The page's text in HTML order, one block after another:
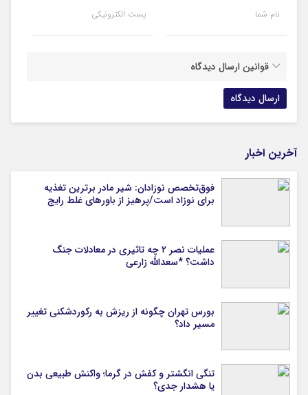
نام شما پست الکترونیکی
قوانین ارسال دیدگاه
آخرین اخبار
فوق‌تخصص نوزادان: شیر مادر برترین تغذیه
برای نوزاد است/پرهیز از باورهای غلط رایج
عملیات نصر ۲ چه تاثیری در معادلات جنگ
داشت؟ *سعدالله زارعی
بورس تهران چگونه از ریزش به رکوردشکنی تغییر
مسیر داد؟
تنگی انگشتر و کفش در گرما؛ واکنش طبیعی بدن
یا هشدار جدی؟